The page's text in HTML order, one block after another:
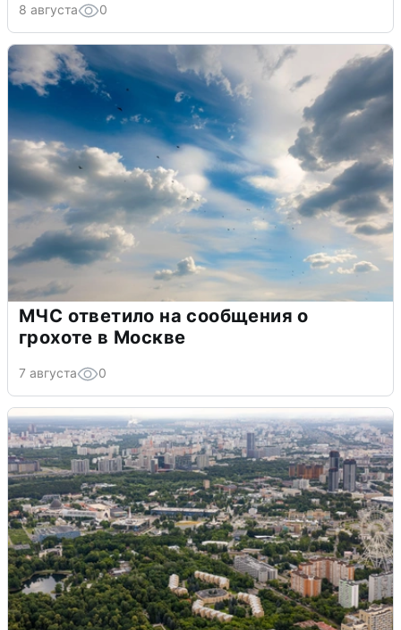
8 августа 0
МЧС ответило на сообщения о
грохоте в Москве
7 августа 0